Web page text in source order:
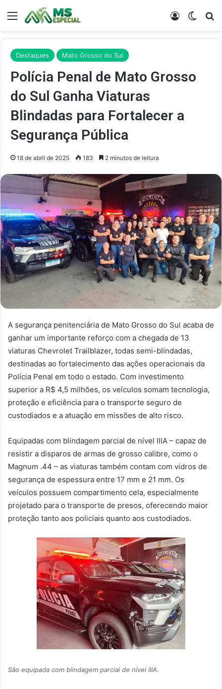
Menu Entrar
Destaques Mato Grosso do Sul
Polícia Penal de Mato Grosso
do Sul Ganha Viaturas
Blindadas para Fortalecer a
Segurança Pública
18 de abril de 2025 183 2 minutos de leitura
A segurança penitenciária de Mato Grosso do Sul acaba de
ganhar um importante reforço com a chegada de 13
viaturas Chevrolet Trailblazer, todas semi-blindadas,
destinadas ao fortalecimento das ações operacionais da
Polícia Penal em todo o estado. Com investimento
superior a R$ 4,5 milhões, os veículos somam tecnologia,
proteção e eficiência para o transporte seguro de
custodiados e a atuação em missões de alto risco.
Equipadas com blindagem parcial de nível IIIA – capaz de
resistir a disparos de armas de grosso calibre, como o
Magnum .44 – as viaturas também contam com vidros de
segurança de espessura entre 17 mm e 21 mm. Os
veículos possuem compartimento cela, especialmente
projetado para o transporte de presos, oferecendo maior
proteção tanto aos policiais quanto aos custodiados.
São equipada com blindagem parcial de nível IIIA.